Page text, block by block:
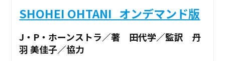
SHOHEI OHTANI_オンデマンド版
J・P・ホーンストラ／著 田代学／監訳 丹
羽 美佳子／協力